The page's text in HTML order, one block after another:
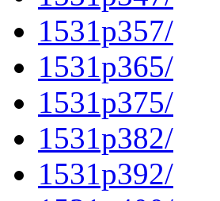
1531p357/
1531p365/
1531p375/
1531p382/
1531p392/